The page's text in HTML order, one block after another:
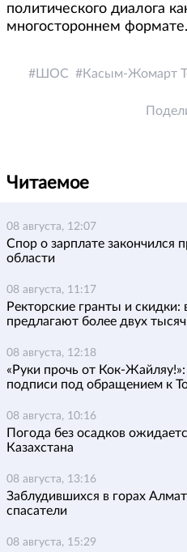
политического диалога
многостороннем формате.
ШОС Касым-Жомарт
Читаемое
08 августа, 12:07
Спор о зарплате закончился
области
08 августа, 11:17
Ректорские гранты и скидки:
предлагают более двух
08 августа, 12:18
«Руки прочь от Кок-
подписи под обращением к
08 августа, 10:16
Погода без осадков
Казахстана
08 августа, 13:16
Заблудившихся в горах
спасатели
08 августа, 15:29